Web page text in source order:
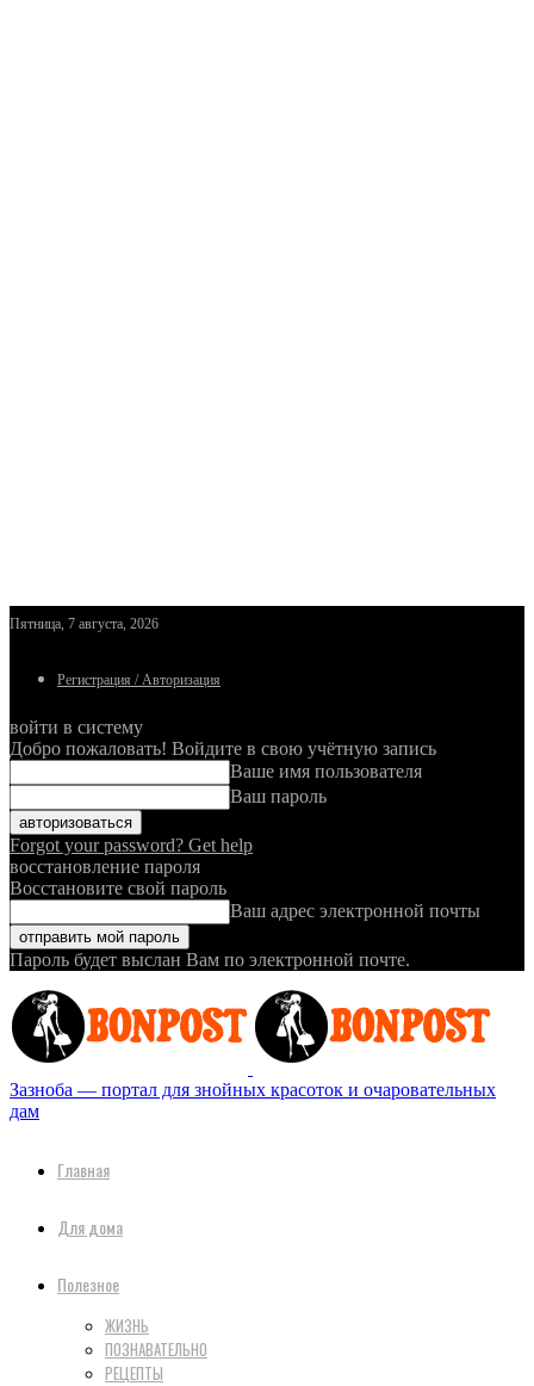
Пятница, 7 августа, 2026
Регистрация / Авторизация
войти в систему
Добро пожаловать! Войдите в свою учётную запись
Ваше имя пользователя
Ваш пароль
Forgot your password? Get help
восстановление пароля
Восстановите свой пароль
Ваш адрес электронной почты
Пароль будет выслан Вам по электронной почте.
Зазноба — портал для знойных красоток и очаровательных
дам
Главная
Для дома
Полезное
ЖИЗНЬ
ПОЗНАВАТЕЛЬНО
РЕЦЕПТЫ